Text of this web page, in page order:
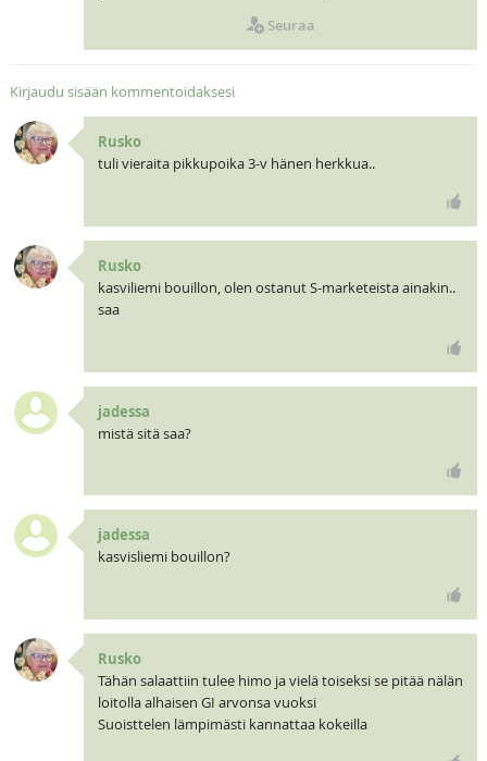
Seuraa
Kirjaudu sisään kommentoidaksesi
Rusko
tuli vieraita pikkupoika 3-v hänen herkkua..
Rusko
kasviliemi bouillon, olen ostanut S-marketeista ainakin..
saa
jadessa
mistä sitä saa?
jadessa
kasvisliemi bouillon?
Rusko
Tähän salaattiin tulee himo ja vielä toiseksi se pitää nälän
loitolla alhaisen GI arvonsa vuoksi
Suoisttelen lämpimästi kannattaa kokeilla